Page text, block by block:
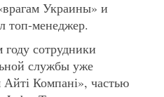
Украины» и
топ-менеджер.
сотрудники
службы уже
Компані», частью